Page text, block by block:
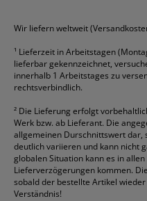
HP
Wir liefern weltweit
¹ Lieferzeit in Arbeitstagen
lieferbar gekennzeichnet,
innerhalb 1 Arbeitstages zu
rechtsverbindlich.
² Die Lieferung erfolgt
Werk bzw. ab Lieferant. Die
allgemeinen Durschnittswert dar,
deutlich variieren und kann nicht
globalen Situation kann es in
Lieferverzögerungen kommen.
sobald der bestellte Artikel
Verständnis!